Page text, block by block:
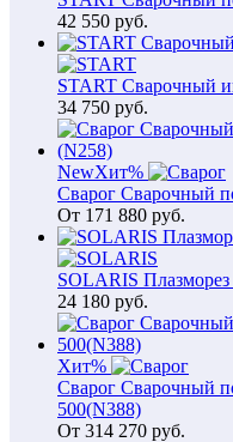
42 550 руб.
START Сварочный
34 750 руб.
NewХит%
Сварог Сварочный
От 171 880 руб.
SOLARIS Плазморез
24 180 руб.
Хит%
Сварог Сварочный
500(N388)
От 314 270 руб.